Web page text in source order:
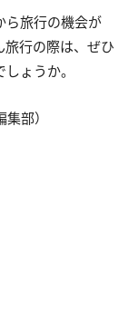
ら旅行の機会が
行の際は、ぜひ
ょうか。
部）